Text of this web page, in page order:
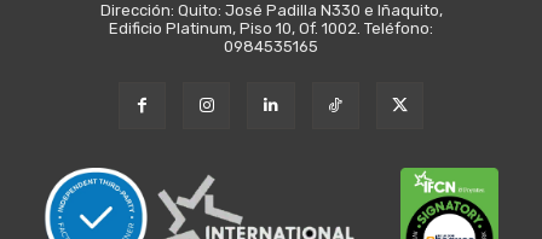
Dirección: Quito: José Padilla N330 e Iñaquito,
Edificio Platinum, Piso 10, Of. 1002. Teléfono:
0984535165